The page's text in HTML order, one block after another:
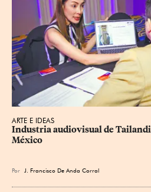
ARTE E IDEAS
Industria audiovisual de
México
Por J. Francisco De Anda Corral